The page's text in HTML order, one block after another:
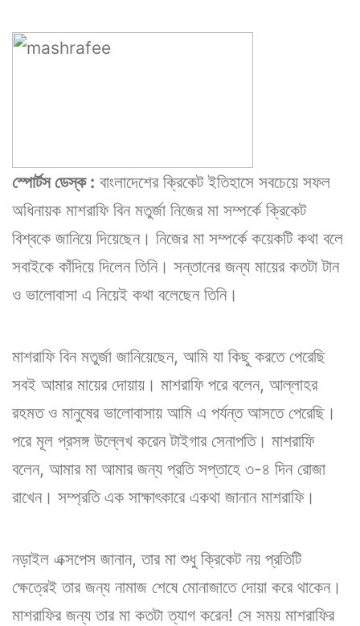
স্পোর্টস ডেস্ক : বাংলাদেশের ক্রিকেট ইতিহাসে সবচেয়ে সফল
অধিনায়ক মাশরাফি বিন মতুর্জা নিজের মা সম্পর্কে ক্রিকেট
বিশ্বকে জানিয়ে দিয়েছেন। নিজের মা সম্পর্কে কয়েকটি কথা বলে
সবাইকে কাঁদিয়ে দিলেন তিনি। সন্তানের জন্য মায়ের কতটা টান
ও ভালোবাসা এ নিয়েই কথা বলেছেন তিনি।
মাশরাফি বিন মতুর্জা জানিয়েছেন, আমি যা কিছু করতে পেরেছি
সবই আমার মায়ের দোয়ায়। মাশরাফি পরে বলেন, আল্লাহর
রহমত ও মানুষের ভালোবাসায় আমি এ পর্যন্ত আসতে পেরেছি।
পরে মূল প্রসঙ্গ উল্লেখ করেন টাইগার সেনাপতি। মাশরাফি
বলেন, আমার মা আমার জন্য প্রতি সপ্তাহে ৩-৪ দিন রোজা
রাখেন। সম্প্রতি এক সাক্ষাৎকারে একথা জানান মাশরাফি।
নড়াইল এক্সপেস জানান, তার মা শুধু ক্রিকেট নয় প্রতিটি
ক্ষেত্রেই তার জন্য নামাজ শেষে মোনাজাতে দোয়া করে থাকেন।
মাশরাফির জন্য তার মা কতটা ত্যাগ করেন! সে সময় মাশরাফির